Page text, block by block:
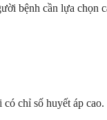
bệnh cần lựa chọn
chỉ số huyết áp cao.